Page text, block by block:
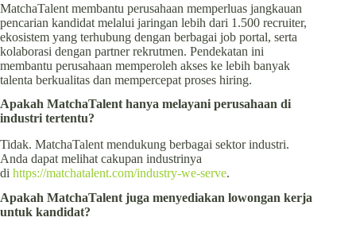
MatchaTalent membantu perusahaan memperluas jangkauan
pencarian kandidat melalui jaringan lebih dari 1.500 recruiter,
ekosistem yang terhubung dengan berbagai job portal, serta
kolaborasi dengan partner rekrutmen. Pendekatan ini
membantu perusahaan memperoleh akses ke lebih banyak
talenta berkualitas dan mempercepat proses hiring.
Apakah MatchaTalent hanya melayani perusahaan di
industri tertentu?
Tidak. MatchaTalent mendukung berbagai sektor industri.
Anda dapat melihat cakupan industrinya
di https://matchatalent.com/industry-we-serve.
Apakah MatchaTalent juga menyediakan lowongan kerja
untuk kandidat?